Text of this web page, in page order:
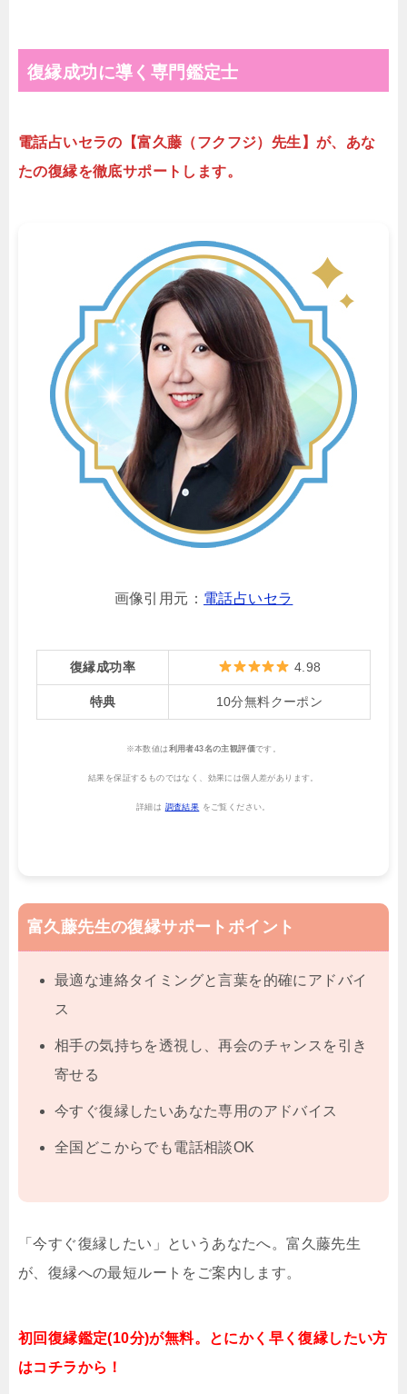
復縁成功に導く専門鑑定士
電話占いセラの【富久藤（フクフジ）先生】が、あな
たの復縁を徹底サポートします。
画像引用元： 電話占いセラ
復縁成功率 4.98
特典 10分無料クーポン
※本数値は 利用者43名の主観評価です。
結果を保証するものではなく、効果には個人差があります。
詳細は 調査結果 をご覧ください。
富久藤先生の復縁サポートポイント
最適な連絡タイミングと言葉を的確にアドバイ
ス
相手の気持ちを透視し、再会のチャンスを引き
寄せる
今すぐ復縁したいあなた専用のアドバイス
全国どこからでも電話相談OK
「今すぐ復縁したい」というあなたへ。富久藤先生
が、復縁への最短ルートをご案内します。
初回復縁鑑定(10分)が無料。とにかく早く復縁したい方
はコチラから！